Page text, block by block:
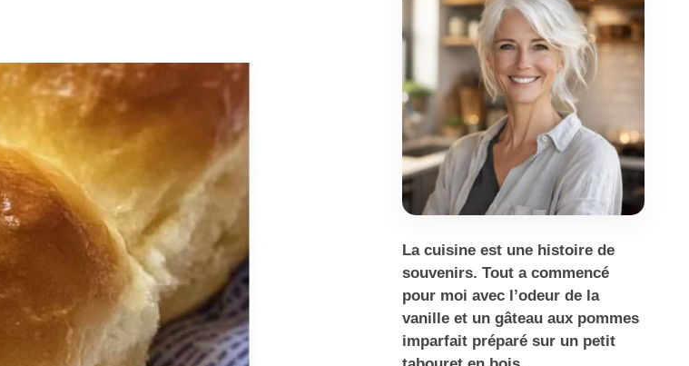
La cuisine est une histoire de
souvenirs. Tout a commencé
pour moi avec l’odeur de la
vanille et un gâteau aux pommes
imparfait préparé sur un petit